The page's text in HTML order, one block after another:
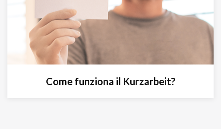
Come funziona il Kurzarbeit?